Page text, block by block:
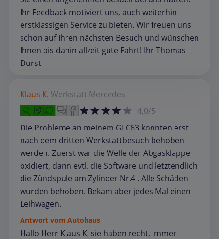
Ihr Feedback motiviert uns, auch weiterhin
erstklassigen Service zu bieten. Wir freuen uns
schon auf Ihren nächsten Besuch und wünschen
Ihnen bis dahin allzeit gute Fahrt! Ihr Thomas
Durst
Klaus K. Werkstatt Mercedes
4,0/5
Die Probleme an meinem GLC63 konnten erst
nach dem dritten Werkstattbesuch behoben
werden. Zuerst war die Welle der Abgasklappe
oxidiert, dann evtl. die Software und letztendlich
die Zündspule am Zylinder Nr.4 . Alle Schäden
wurden behoben. Bekam aber jedes Mal einen
Leihwagen.
Antwort vom Autohaus
Hallo Herr Klaus K, sie haben recht, immer